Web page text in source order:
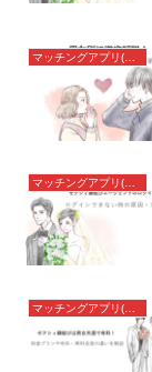
マッチングアプリ(婚活アプリ)